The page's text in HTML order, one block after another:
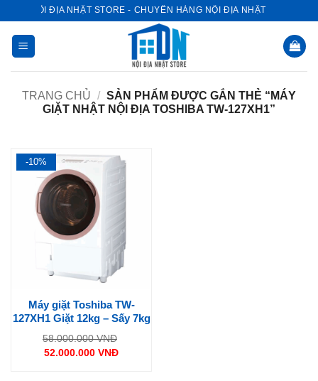
dung
NỘI ĐỊA NHẬT STORE - CHUYÊN HÀNG NỘI ĐỊA NHẬT
TRANG CHỦ / SẢN PHẨM ĐƯỢC GẮN THẺ “MÁY
GIẶT NHẬT NỘI ĐỊA TOSHIBA TW-127XH1”
-10%
Máy giặt Toshiba TW-
127XH1 Giặt 12kg – Sấy 7kg
58.000.000VNĐ
52.000.000 VNĐ